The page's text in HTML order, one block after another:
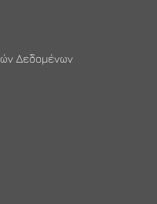
Δεδομένων